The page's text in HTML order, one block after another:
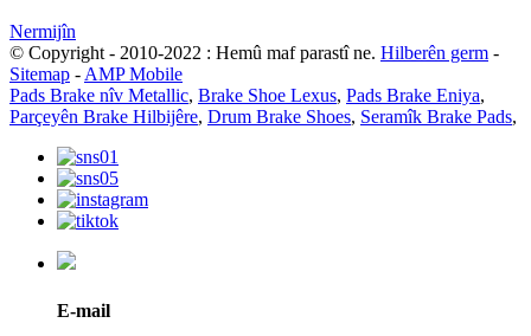
Nermijîn
© Copyright - 2010-2022 : Hemû maf parastî ne. Hilberên germ -
Sitemap -AMP Mobile
Pads Brake nîv Metallic, Brake Shoe Lexus, Pads Brake Eniya,
Parçeyên Brake Hilbijêre, Drum Brake Shoes, Seramîk Brake Pads,
E-mail